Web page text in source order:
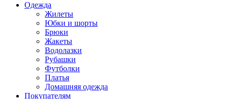
Одежда
Жилеты
Юбки и шорты
Брюки
Жакеты
Водолазки
Рубашки
Футболки
Платья
Домашняя одежда
Покупателям